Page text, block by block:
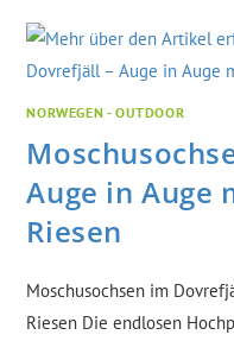
NORWEGEN - OUTDOOR
Auge in Auge
Riesen
Moschusochsen im
Riesen Die endlosen